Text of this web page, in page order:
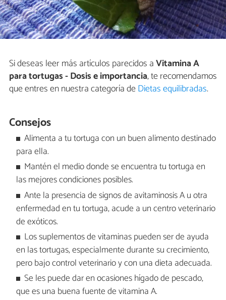
Si deseas leer más artículos parecidos aVitamina A
para tortugas - Dosis e importancia, te recomendamos
que entres en nuestra categoría deDietas equilibradas.
Consejos
Alimenta a tu tortuga con un buen alimento destinado
para ella.
Mantén el medio donde se encuentra tu tortuga en
las mejores condiciones posibles.
Ante la presencia de signos de avitaminosis A u otra
enfermedad en tu tortuga, acude a un centro veterinario
de exóticos.
Los suplementos de vitaminas pueden ser de ayuda
en las tortugas, especialmente durante su crecimiento,
pero bajo control veterinario y con una dieta adecuada.
Se les puede dar en ocasiones hígado de pescado,
que es una buena fuente de vitamina A.